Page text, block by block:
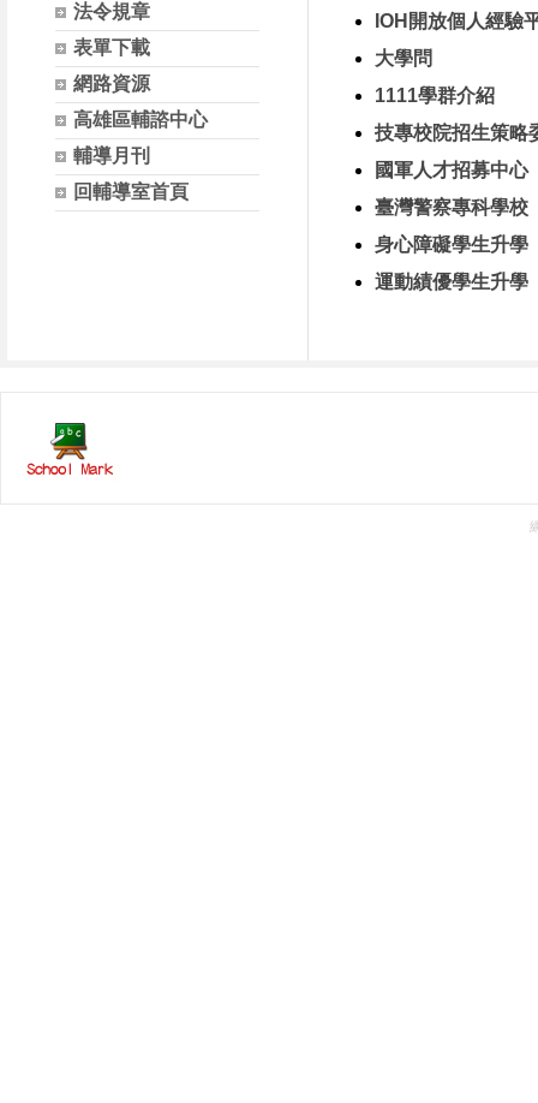
法令規章
表單下載
網路資源
高雄區輔諮中心
輔導月刊
回輔導室首頁
IOH開放個人經驗
大學問
1111學群介紹
技專校院招生策略
國軍人才招募中心
臺灣警察專科學校
身心障礙學生升學
運動績優學生升學